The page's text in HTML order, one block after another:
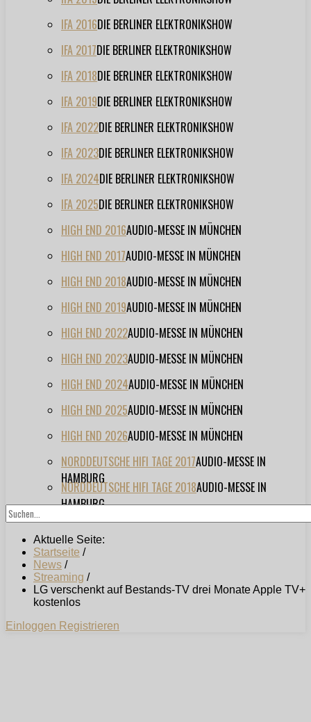
IFA 2016DIE BERLINER ELEKTRONIKSHOW
IFA 2017DIE BERLINER ELEKTRONIKSHOW
IFA 2018DIE BERLINER ELEKTRONIKSHOW
IFA 2019DIE BERLINER ELEKTRONIKSHOW
IFA 2022DIE BERLINER ELEKTRONIKSHOW
IFA 2023DIE BERLINER ELEKTRONIKSHOW
IFA 2024DIE BERLINER ELEKTRONIKSHOW
IFA 2025DIE BERLINER ELEKTRONIKSHOW
HIGH END 2016AUDIO-MESSE IN MÜNCHEN
HIGH END 2017AUDIO-MESSE IN MÜNCHEN
HIGH END 2018AUDIO-MESSE IN MÜNCHEN
HIGH END 2019AUDIO-MESSE IN MÜNCHEN
HIGH END 2022AUDIO-MESSE IN MÜNCHEN
HIGH END 2023AUDIO-MESSE IN MÜNCHEN
HIGH END 2024AUDIO-MESSE IN MÜNCHEN
HIGH END 2025AUDIO-MESSE IN MÜNCHEN
HIGH END 2026AUDIO-MESSE IN MÜNCHEN
NORDDEUTSCHE HIFI TAGE 2017AUDIO-MESSE IN
HAMBURG
NORDDEUTSCHE HIFI TAGE 2018AUDIO-MESSE IN
HAMBURG
Aktuelle Seite:
Startseite /
News /
Streaming /
LG verschenkt auf Bestands-TV drei Monate Apple TV+
kostenlos
Einloggen Registrieren